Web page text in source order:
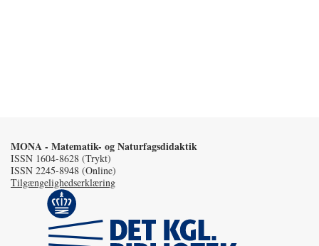
MONA - Matematik- og Naturfagsdidaktik
ISSN 1604-8628 (Trykt)
ISSN 2245-8948 (Online)
Tilgængelighedserklæring